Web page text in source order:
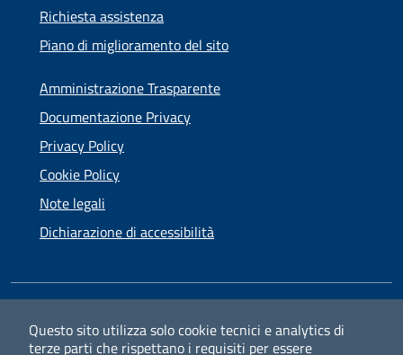
Questo sito utilizza solo cookie tecnici e analytics di
terze parti che rispettano i requisiti per essere
Richiesta assistenza
Piano di miglioramento del sito
Amministrazione Trasparente
Documentazione Privacy
Privacy Policy
Cookie Policy
Note legali
Dichiarazione di accessibilità
FacebookInstagram